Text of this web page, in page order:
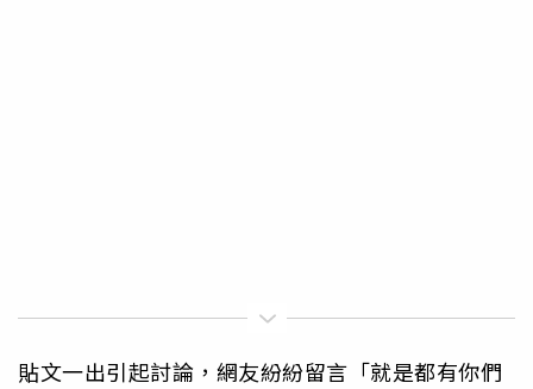
貼文一出引起討論，網友紛紛留言「就是都有你們